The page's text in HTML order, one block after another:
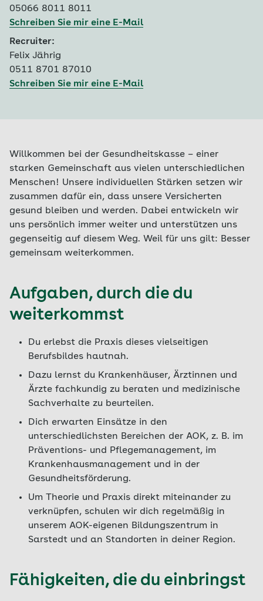
05066 8011 8011
Schreiben Sie mir eine E-Mail
Recruiter:
Felix Jährig
0511 8701 87010
Schreiben Sie mir eine E-Mail
Willkommen bei der Gesundheitskasse – einer
starken Gemeinschaft aus vielen unterschiedlichen
Menschen! Unsere individuellen Stärken setzen wir
zusammen dafür ein, dass unsere Versicherten
gesund bleiben und werden. Dabei entwickeln wir
uns persönlich immer weiter und unterstützen uns
gegenseitig auf diesem Weg. Weil für uns gilt: Besser
gemeinsam weiterkommen.
Aufgaben, durch die du
weiterkommst
Du erlebst die Praxis dieses vielseitigen
Berufsbildes hautnah.
Dazu lernst du Krankenhäuser, Ärztinnen und
Ärzte fachkundig zu beraten und medizinische
Sachverhalte zu beurteilen.
Dich erwarten Einsätze in den
unterschiedlichsten Bereichen der AOK, z. B. im
Präventions- und Pflegemanagement, im
Krankenhausmanagement und in der
Gesundheitsförderung.
Um Theorie und Praxis direkt miteinander zu
verknüpfen, schulen wir dich regelmäßig in
unserem AOK-eigenen Bildungszentrum in
Sarstedt und an Standorten in deiner Region.
Fähigkeiten, die du einbringst